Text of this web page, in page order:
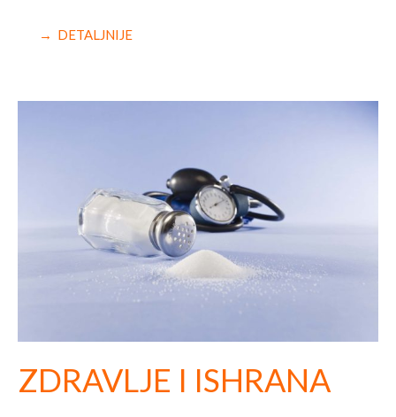
→ DETALJNIJE
ZDRAVLJE I ISHRANA